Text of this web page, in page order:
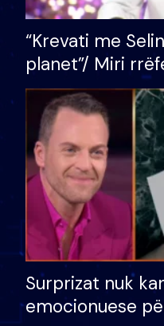
“Krevati me
planet”/ Miri
bukura në
mungojë zilja e
Surprizat nuk
emocionuese